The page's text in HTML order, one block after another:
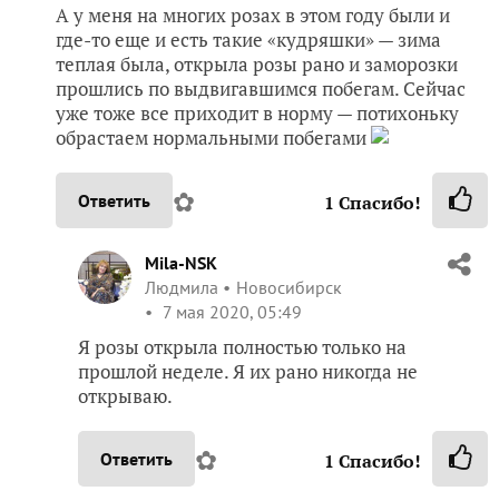
А у меня на многих розах в этом году были и
где-то еще и есть такие «кудряшки» — зима
теплая была, открыла розы рано и заморозки
прошлись по выдвигавшимся побегам. Сейчас
уже тоже все приходит в норму — потихоньку
обрастаем нормальными побегами
Ответить ✿ 1 Спасибо!
Mila-NSK
Людмила
Новосибирск
7 мая 2020, 05:49
Я розы открыла полностью только на
прошлой неделе. Я их рано никогда не
открываю.
Ответить ✿ 1 Спасибо!